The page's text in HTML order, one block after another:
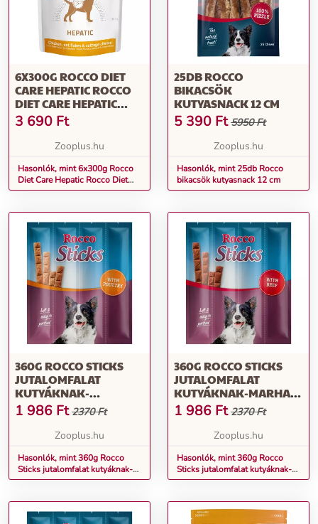
6X300G ROCCO DIET
CARE HEPATIC ROCCO
DIET CARE HEPATIC
CSIRKE, ZABPEHELY &
TÚRÓ TASAKOS
NEDVES KUTYATÁP
3 690 Ft
Zooplus.hu
Hasonlók, mint 6x300g Rocco
Diet Care Hepatic Rocco Diet
Care Hepatic csirke, zabpehely &
25DB ROCCO
BIKACSÖK
KUTYASNACK 12 CM
5 390 Ft 5950 Ft
Zooplus.hu
Hasonlók, mint 25db Rocco
bikacsök kutyasnack 12 cm
360G ROCCO STICKS
JUTALOMFALAT
KUTYÁKNAK-
SZÁRNYAS, 36DB
1 986 Ft 2370 Ft
Zooplus.hu
Hasonlók, mint 360g Rocco
Sticks jutalomfalat kutyáknak-
szárnyas, 36db
360G ROCCO STICKS
JUTALOMFALAT
KUTYÁKNAK-MARHA,
36DB
1 986 Ft 2370 Ft
Zooplus.hu
Hasonlók, mint 360g Rocco
Sticks jutalomfalat kutyáknak-
marha, 36db